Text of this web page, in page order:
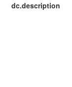
dc.description